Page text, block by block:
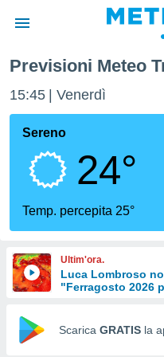
di
per
le
di
Web
Previsioni Meteo
15:45 Venerdì
Sereno
24°
Temp. percepita 25°
Ultim'ora.
Luca Lombroso
"Ferragosto 2026
Scarica GRATIS la